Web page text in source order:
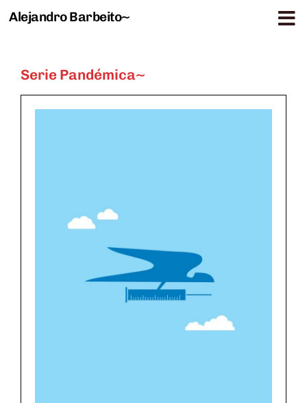
Saltar al contenido
Alejandro Barbeito~
Serie Pandémica~